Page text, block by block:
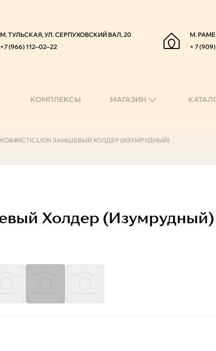
М. ТУЛЬСКАЯ, УЛ. СЕРПУХОВСКИЙ ВАЛ, 20
+7 (966) 112‒02‒22
М.
+ 7
КОМПЛЕКСЫ МАГАЗИН
ARCTIC LION ЗАМШЕВЫЙ ХОЛДЕР (ИЗУМРУДНЫЙ)
Холдер (изумрудный)